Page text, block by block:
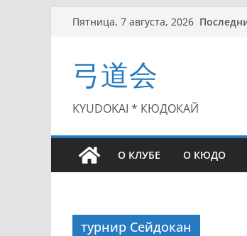
Перейти
Пятница, 7 августа, 2026
弓道会
KYUDOKAI * КЮДОКАЙ
О КЛУБЕ О КЮДО
турнир Сейдокан